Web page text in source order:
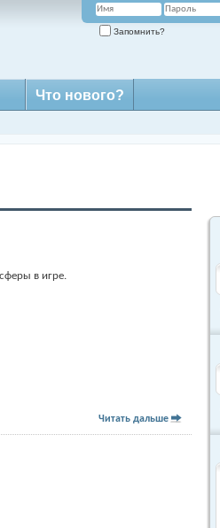
Запомнить?
Что нового?
в игре.
Читать дальше